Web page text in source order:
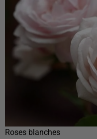
Roses blanches